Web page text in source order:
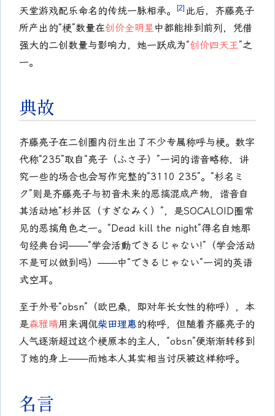
天堂游戏配乐命名的传统一脉相承。
[2] 此后，齐藤亮子
所产出的“梗”数量在创价全明星 中都能排到前列，凭借
强大的二创数量与影响力，她一跃成为“创价四天王”之
一。
典故
齐藤亮子在二创圈内衍生出了不少专属称呼与梗。数字
代称“235”取自“亮子（ふさ子）”一词的谐音略称，讲
究一些的场合也会写作完整的“3110 235”。“杉名ミ
ク”则是齐藤亮子与初音未来的恶搞混成产物，谐音自
其活动地“杉并区（すぎなみく）”，是SOCALOID圈常
见的恶搞角色之一。“Dead kill the night”得名自她那
句经典台词——“学会活動できるじゃない!”（学会活动
不是可以做到吗）——中“できるじゃない”一词的英语
式空耳。
至于外号“obsn”（欧巴桑，即对年长女性的称呼），本
是森雅晴用来调侃柴田理惠的称呼，但随着齐藤亮子的
人气逐渐超过这个梗原本的主人，“obsn”便渐渐转移到
了她的身上——而她本人其实相当讨厌被这样称呼。
名言